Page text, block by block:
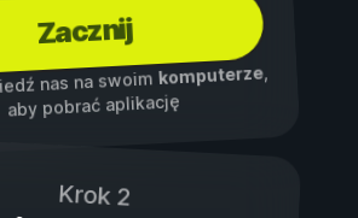
Zacznij
nas na swoim komputerze,
aby pobrać aplikację
Krok 2